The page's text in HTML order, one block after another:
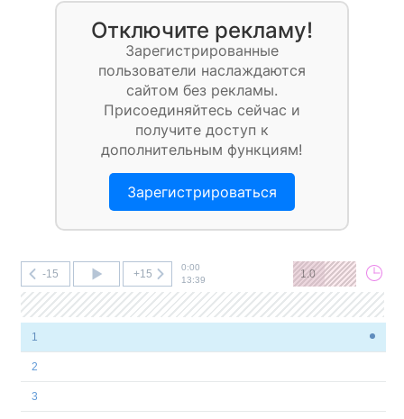
Отключите рекламу!
Зарегистрированные
пользователи наслаждаются
сайтом без рекламы.
Присоединяйтесь сейчас и
получите доступ к
дополнительным функциям!
Зарегистрироваться
-15 +15
0:00
13:39
1.0
1
2
3